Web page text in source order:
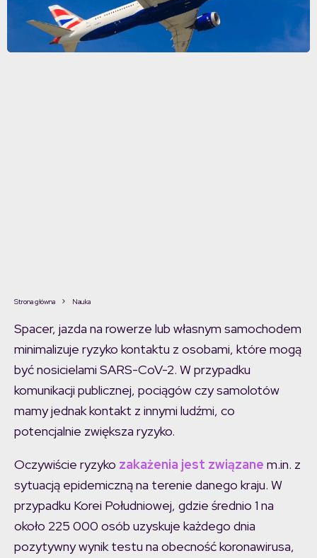
Strona główna Nauka
Spacer, jazda na rowerze lub własnym samochodem
minimalizuje ryzyko kontaktu z osobami, które mogą
być nosicielami SARS-CoV-2. W przypadku
komunikacji publicznej, pociągów czy samolotów
mamy jednak kontakt z innymi ludźmi, co
potencjalnie zwiększa ryzyko.
Oczywiście ryzyko zakażenia jest związane m.in. z
sytuacją epidemiczną na terenie danego kraju. W
przypadku Korei Południowej, gdzie średnio 1 na
około 225 000 osób uzyskuje każdego dnia
pozytywny wynik testu na obecność koronawirusa,